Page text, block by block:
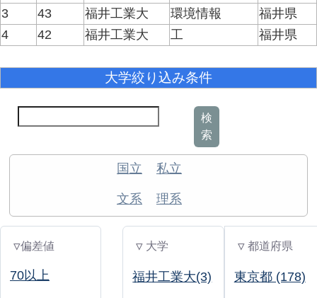
3 43 福井工業大 環境情報
福井県
4
42 福井工業大 工 福井県
大学絞り込み条件
検
索
国立 私立
文系 理系
▽偏差値
70以上
▽ 大学
福井工業大(3)
▽ 都道府県
東京都 (178)